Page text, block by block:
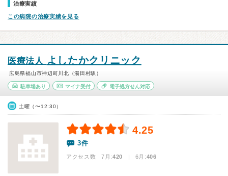
治療実績
この病院の治療実績を見る
医療法人 よしたかクリニック
広島県福山市神辺町川北（湯田村駅）
駐車場あり マイナ受付 電子処方せん対応
土曜（〜12:30）
4.25
3件
アクセス数 7月:420 | 6月:406